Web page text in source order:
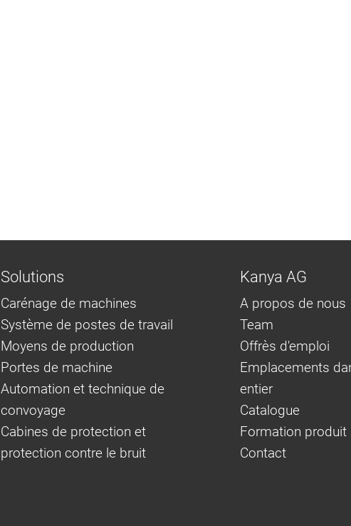
Solutions
Carénage de machines
Système de postes de travail
Moyens de production
Portes de machine
Automation et technique de
convoyage
Cabines de protection et
protection contre le bruit
Kanya AG
A propos de nous
Team
Offrès d'emploi
Emplacements
entier
Catalogue
Formation produit
Contact